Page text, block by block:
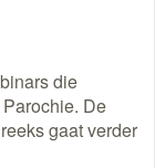
die
De
gaat verder